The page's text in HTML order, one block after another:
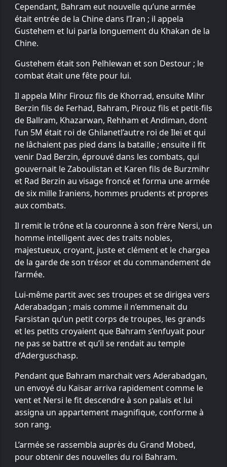
Cependant, Bahram eut nouvelle qu’une armée
était entrée de la Chine dans l’Iran ; il appela
Gustehem et lui parla longuement du Khakan de la
Chine.
Gustehem était son Pelhlewan et son Destour ; le
combat était une fête pour lui.
Il appela Mihr Firouz fils de Khorrad, ensuite Mihr
Berzin fils de Ferhad, Bahram, Pirouz fils et petit-fils
de Ballram, Khazarwan, Rehham et Andiman, dont
l’un 5M était roi de Ghilanetl’autre roi de Ileï et qui
ne lâchaient pas pied dans la bataille ; ensuite il fit
venir Dad Berzin, éprouvé dans les combats, qui
gouvernait le Zaboulistan et Karen fils de Burzmihr
et Rad Berzin au visage froncé et forma une armée
de six mille Iraniens, hommes prudents et propres
aux combats.
Il remit le trône et la couronne à son frère Nersi, un
homme intelligent avec des traits nobles,
majestueux, croyant, juste et clément et le chargea
de la garde de son trésor et du commandement de
l’armée.
Lui-même partit avec ses troupes et se dirigea vers
Aderabadgan ; mais comme il n’emmenait du
Farsistan qu’un petit corps de troupes, les grands
et les petits croyaient que Bahram s’enfuyait pour
ne pas se battre et qu’il se rendait au temple
d’Aderguschasp.
Pendant que Bahram marchait vers Aderabadgan,
un envoyé du Kaïsar arriva rapidement comme le
vent et Nersi le fit descendre à son palais et lui
assigna un appartement magnifique, conforme à
son rang.
L’armée se rassembla auprès du Grand Mobed,
pour obtenir des nouvelles du roi Bahram.